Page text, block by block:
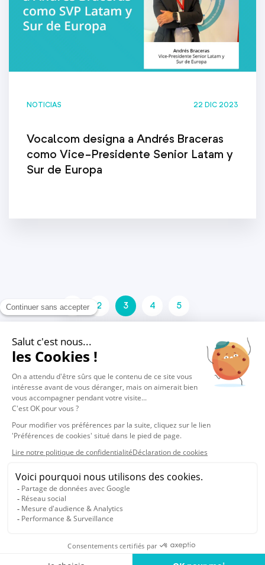
NOTICIAS 22 DIC 2023
Vocalcom designa a Andrés Braceras
como Vice-Presidente Senior Latam y
Sur de Europa
1 2 3 4 5
41
© 2026 Vocalcom
Confidencialidad
Cookies settings